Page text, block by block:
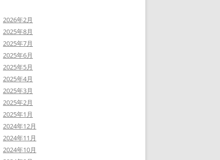
2026年2月
2025年8月
2025年7月
2025年6月
2025年5月
2025年4月
2025年3月
2025年2月
2025年1月
2024年12月
2024年11月
2024年10月